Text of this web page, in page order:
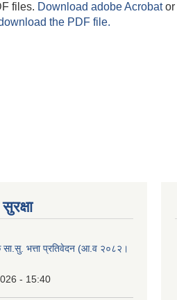
files. Download adobe Acrobator
the PDF file.
सा.सु. भत्ता प्रतिवेदन (आ.व २०८२।
- 15:40